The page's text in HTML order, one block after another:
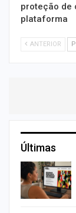
proteção de
plataforma
ANTERIOR
Últimas